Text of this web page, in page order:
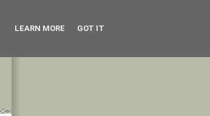
LEARN MORE GOT IT